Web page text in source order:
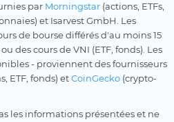
par Morningstar (actions, ETFs,
et Isarvest GmbH. Les
de bourse différés d'au moins 15
des cours de VNI (ETF, fonds). Les
- proviennent des fournisseurs
ETF, fonds) etCoinGecko (crypto-
les informations présentées et ne